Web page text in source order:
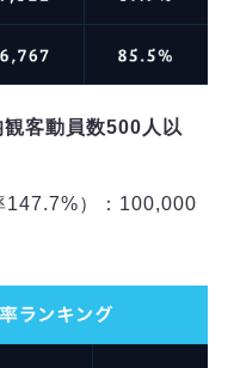
客動員数500人以
147.7%）：100,000